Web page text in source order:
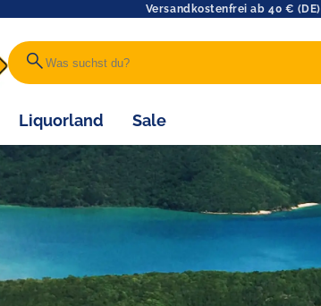
Versandkostenfrei ab 40 € (DE)
search
Liquorland Sale